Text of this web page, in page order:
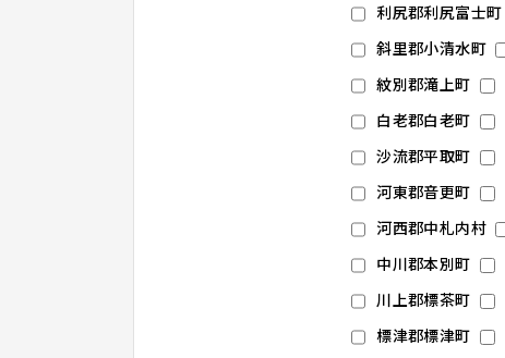
利尻郡利尻富士町
斜里郡小清水町
紋別郡滝上町
白老郡白老町
沙流郡平取町
河東郡音更町
河西郡中札内村
中川郡本別町
川上郡標茶町
標津郡標津町